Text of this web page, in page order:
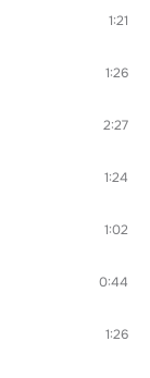
1:21
1:26
2:27
1:24
1:02
0:44
1:26